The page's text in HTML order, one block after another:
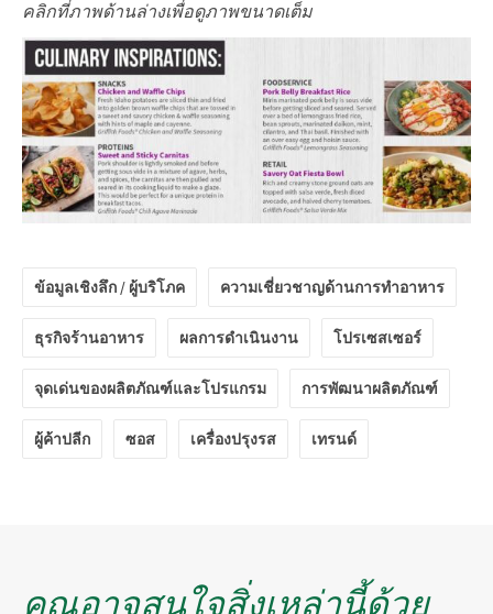
คลิกที่ภาพด้านล่างเพื่อดูภาพขนาดเต็ม
ข้อมูลเชิงลึก / ผู้บริโภค ความเชี่ยวชาญด้านการทำอาหาร
ธุรกิจร้านอาหาร ผลการดำเนินงาน โปรเซสเซอร์
จุดเด่นของผลิตภัณฑ์และโปรแกรม การพัฒนาผลิตภัณฑ์
ผู้ค้าปลีก ซอส เครื่องปรุงรส เทรนด์
คุณอาจสนใจสิ่งเหล่านี้ด้วย